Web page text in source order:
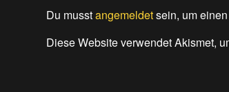
Du musstangemeldetsein, um
Diese Website verwendet Akismet,